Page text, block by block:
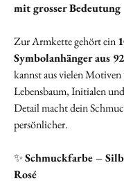
mit grosser Bedeutung
Zur Armkette gehört ein
Symbolanhänger aus
kannst aus vielen
Lebensbaum, Initialen
Detail macht dein
persönlicher.
✨Schmuckfarbe –
Rosé